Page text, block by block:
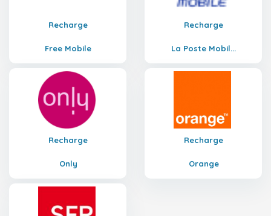
Recharge
Free Mobile
Recharge
La Poste Mobil...
Recharge
Only
Recharge
Orange